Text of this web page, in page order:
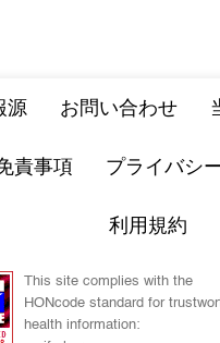
源 お問い合わせ
責事項 プライバシ
利用規約
This site complies with the
HONcode standard for
health information: